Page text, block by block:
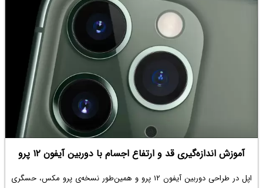
آموزش اندازه‌گیری قد و ارتفاع اجسام با دوربین آیفون ۱۲ پرو
اپل در طراحی دوربین آیفون ۱۲ پرو و همین‌طور نسخه‌ی پرو مکس، حسگری